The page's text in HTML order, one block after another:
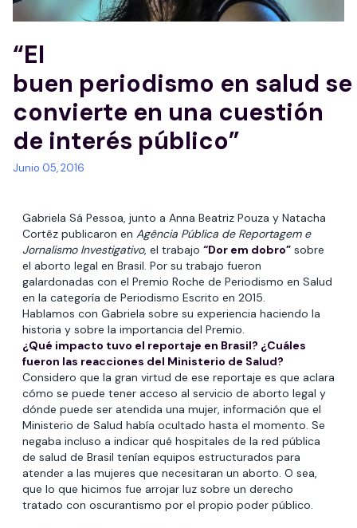
“El
buen periodismo en salud se
convierte en una cuestión
de interés público”
Junio 05, 2016
Gabriela Sá Pessoa, junto a Anna Beatriz Pouza y Natacha
Cortêz publicaron en Agência Pública de Reportagem e
Jornalismo Investigativo, el trabajo “Dor em dobro” sobre
el aborto legal en Brasil. Por su trabajo fueron
galardonadas con el Premio Roche de Periodismo en Salud
en la categoría de Periodismo Escrito en 2015.
Hablamos con Gabriela sobre su experiencia haciendo la
historia y sobre la importancia del Premio.
¿Qué impacto tuvo el reportaje en Brasil? ¿Cuáles
fueron las reacciones del Ministerio de Salud?
Considero que la gran virtud de ese reportaje es que aclara
cómo se puede tener acceso al servicio de aborto legal y
dónde puede ser atendida una mujer, información que el
Ministerio de Salud había ocultado hasta el momento. Se
negaba incluso a indicar qué hospitales de la red pública
de salud de Brasil tenían equipos estructurados para
atender a las mujeres que necesitaran un aborto. O sea,
que lo que hicimos fue arrojar luz sobre un derecho
tratado con oscurantismo por el propio poder público.